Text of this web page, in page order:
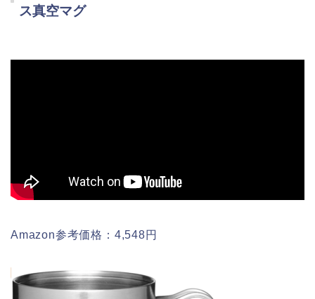
ス真空マグ
Amazon参考価格：4,548円